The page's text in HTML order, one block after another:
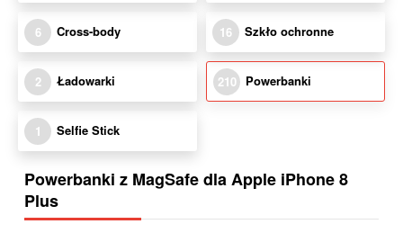
6 Cross-body 16 Szkło ochronne
2 Ładowarki 210 Powerbanki
1 Selfie Stick
Powerbanki z MagSafe dla Apple iPhone 8
Plus